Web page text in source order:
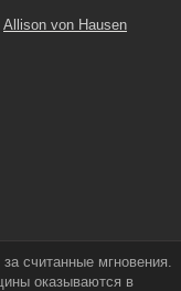
Allison von Hausen
считанные мгновения.
оказываются в